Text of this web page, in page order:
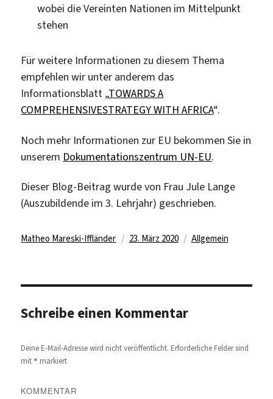
wobei die Vereinten Nationen im Mittelpunkt
stehen
Für weitere Informationen zu diesem Thema
empfehlen wir unter anderem das
Informationsblatt „TOWARDS A
COMPREHENSIVESTRATEGY WITH AFRICA“.
Noch mehr Informationen zur EU bekommen Sie in
unserem Dokumentationszentrum UN-EU.
Dieser Blog-Beitrag wurde von Frau Jule Lange
(Auszubildende im 3. Lehrjahr) geschrieben.
Autor
Matheo Mareski-Iffländer
Veröffentlicht
23. März 2020 Kategorien
Allgemein
Schreibe einen Kommentar
Deine E-Mail-Adresse wird nicht veröffentlicht. Erforderliche Felder sind
mit * markiert
KOMMENTAR